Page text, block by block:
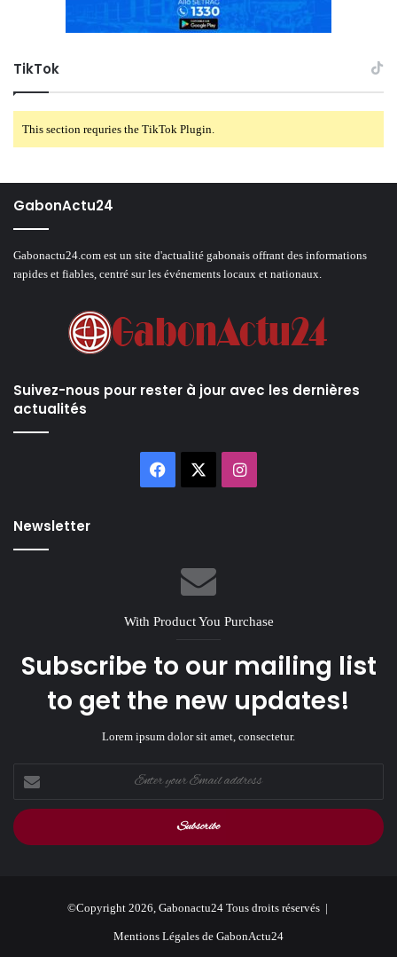
TikTok
This section requries the TikTok Plugin.
GabonActu24
Gabonactu24.com est un site d'actualité gabonais offrant des informations
rapides et fiables, centré sur les événements locaux et nationaux.
Suivez-nous pour rester à jour avec les dernières
actualités
Facebook Instagram
Newsletter
With Product You Purchase
Subscribe to our mailing list
to get the new updates!
Lorem ipsum dolor sit amet, consectetur.
your
Email
address
©Copyright 2026, Gabonactu24 Tous droits réservés |
Mentions Légales de GabonActu24